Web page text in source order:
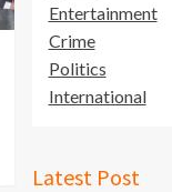
Entertainment
Crime
Politics
International
Latest Post